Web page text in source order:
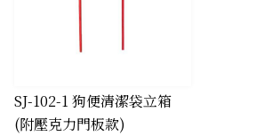
SJ-102-1 狗便清潔袋立箱
(附壓克力門板款)